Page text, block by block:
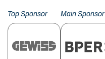
Top Sponsor Main Sponsor